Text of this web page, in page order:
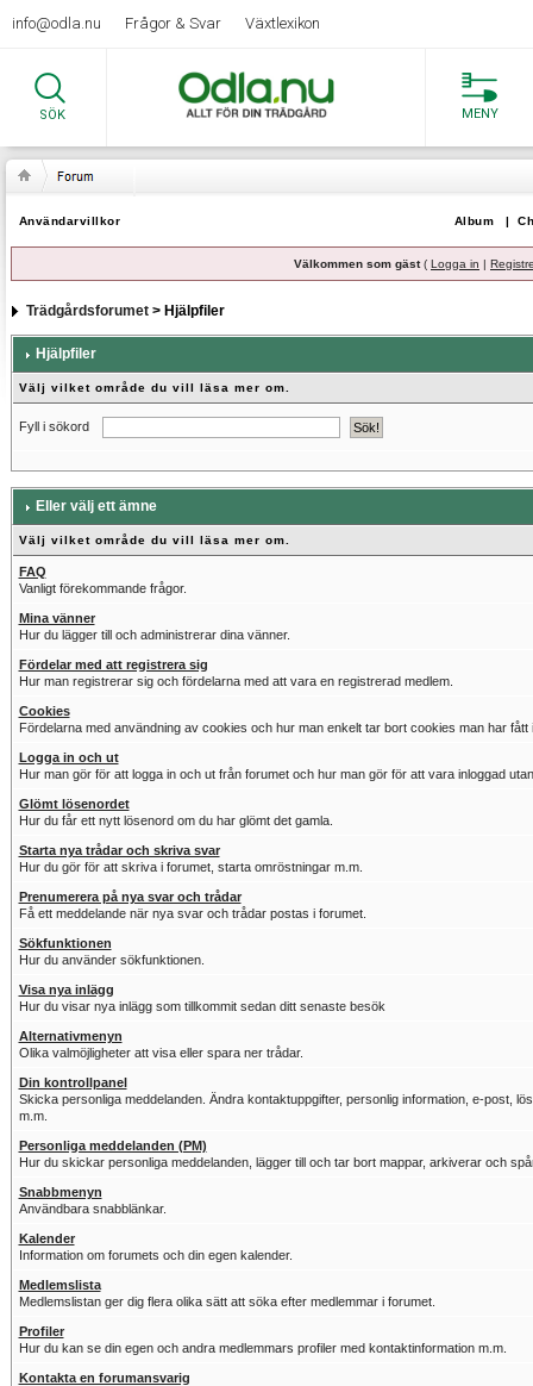
info@odla.nu Frågor & Svar Växtlexikon
SÖK MENY
Användarvillkor Album |
Välkommen som gäst( Logga in |
Trädgårdsforumet> Hjälpfiler
Hjälpfiler
Välj vilket område du vill läsa mer om.
Fyll i sökord
Eller välj ett ämne
Välj vilket område du vill läsa mer om.
FAQ
Vanligt förekommande frågor.
Mina vänner
Hur du lägger till och administrerar dina vänner.
Fördelar med att registrera sig
Hur man registrerar sig och fördelarna med att vara en registrerad medlem.
Cookies
Fördelarna med användning av cookies och hur man enkelt tar bort cookies man har fått
Logga in och ut
Hur man gör för att logga in och ut från forumet och hur man gör för att vara inloggad
Glömt lösenordet
Hur du får ett nytt lösenord om du har glömt det gamla.
Starta nya trådar och skriva svar
Hur du gör för att skriva i forumet, starta omröstningar m.m.
Prenumerera på nya svar och trådar
Få ett meddelande när nya svar och trådar postas i forumet.
Sökfunktionen
Hur du använder sökfunktionen.
Visa nya inlägg
Hur du visar nya inlägg som tillkommit sedan ditt senaste besök
Alternativmenyn
Olika valmöjligheter att visa eller spara ner trådar.
Din kontrollpanel
Skicka personliga meddelanden. Ändra kontaktuppgifter, personlig information, e-post,
m.m.
Personliga meddelanden (PM)
Hur du skickar personliga meddelanden, lägger till och tar bort mappar, arkiverar och
Snabbmenyn
Användbara snabblänkar.
Kalender
Information om forumets och din egen kalender.
Medlemslista
Medlemslistan ger dig flera olika sätt att söka efter medlemmar i forumet.
Profiler
Hur du kan se din egen och andra medlemmars profiler med kontaktinformation m.m.
Kontakta en forumansvarig